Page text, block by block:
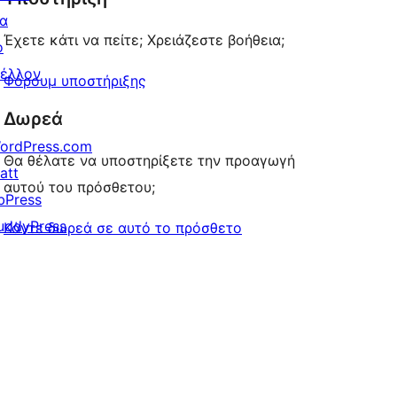
Έχετε κάτι να πείτε; Χρειάζεστε βοήθεια;
Φόρουμ υποστήριξης
Δωρεά
Θα θέλατε να υποστηρίξετε την προαγωγή
αυτού του πρόσθετου;
Κάντε δωρεά σε αυτό το πρόσθετο